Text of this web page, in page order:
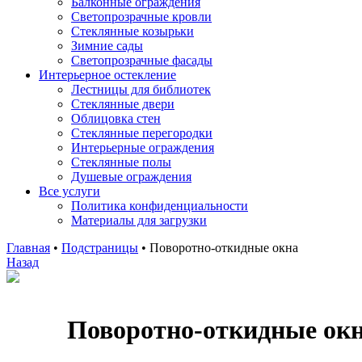
Светопрозрачные кровли
Стеклянные козырьки
Зимние сады
Светопрозрачные фасады
Интерьерное остекление
Лестницы для библиотек
Стеклянные двери
Облицовка стен
Стеклянные перегородки
Интерьерные ограждения
Стеклянные полы
Душевые ограждения
Все услуги
Политика конфиденциальности
Материалы для загрузки
Главная • Подстраницы • Поворотно-откидные окна
Назад
Поворотно-откидные